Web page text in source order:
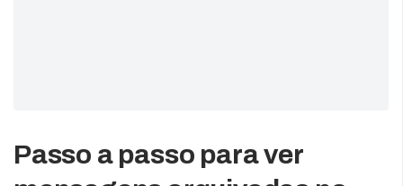
Passo a passo para ver